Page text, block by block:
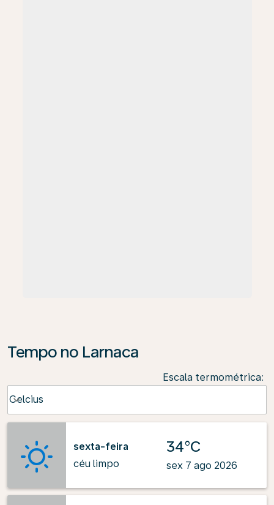
Tempo no Larnaca
Escala termométrica:
Celcius
keyboard_arrow_down
sexta-feira
céu limpo
34°C
sex 7 ago 2026